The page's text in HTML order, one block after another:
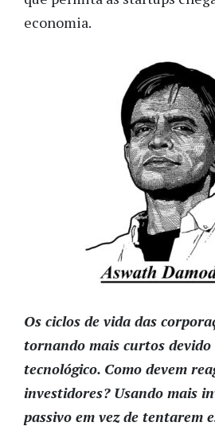
economia.
Os ciclos de vida das
tornando mais curtos devido
tecnológico. Como devem
investidores? Usando mais
passivo em vez de tentarem